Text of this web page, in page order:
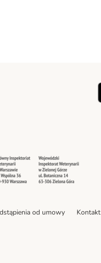
Security
od umowy Kontakt